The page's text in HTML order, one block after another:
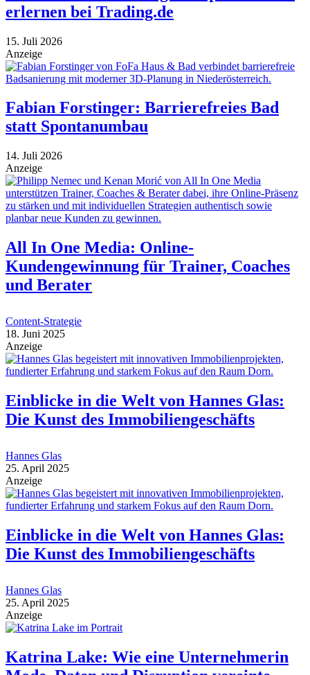
erlernen bei Trading.de
15. Juli 2026
Anzeige
Fabian Forstinger: Barrierefreies Bad
statt Spontanumbau
14. Juli 2026
Anzeige
All In One Media: Online-
Kundengewinnung für Trainer, Coaches
und Berater
Content-Strategie
18. Juni 2025
Anzeige
Einblicke in die Welt von Hannes Glas:
Die Kunst des Immobiliengeschäfts
Hannes Glas
25. April 2025
Anzeige
Einblicke in die Welt von Hannes Glas:
Die Kunst des Immobiliengeschäfts
Hannes Glas
25. April 2025
Anzeige
Katrina Lake: Wie eine Unternehmerin